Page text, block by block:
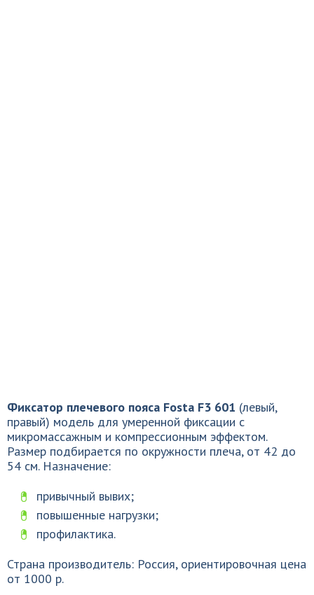
Фиксатор плечевого пояса Fosta F3 601 (левый,
правый) модель для умеренной фиксации с
микромассажным и компрессионным эффектом.
Размер подбирается по окружности плеча, от 42 до
54 см. Назначение:
привычный вывих;
повышенные нагрузки;
профилактика.
Страна производитель: Россия, ориентировочная цена
от 1000 р.